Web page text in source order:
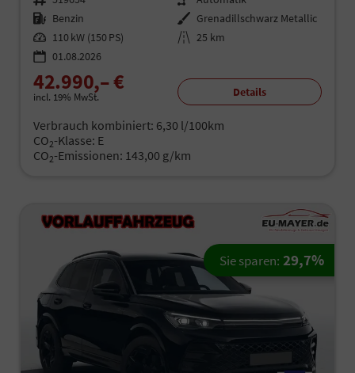
Kraftstoff Benzin Außenfarbe Grenadillschwarz Metallic
Leistung 110 kW (150 PS) Kilometerstand 25 km
01.08.2026
42.990,– €
incl. 19% MwSt. Details
Verbrauch kombiniert: 6,30 l/100km
CO2-Klasse: E
CO2-Emissionen: 143,00 g/km
Sie sparen: 29,7%